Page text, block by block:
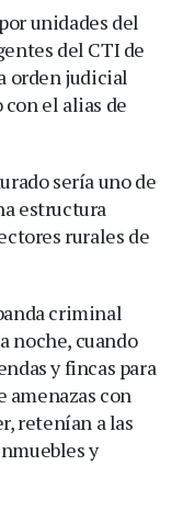
unidades del
del CTI de
orden judicial
el alias de
sería uno de
estructura
rurales de
criminal
noche, cuando
y fincas para
amenazas con
retenían a las
y